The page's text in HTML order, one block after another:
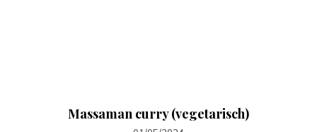
Massaman curry (vegetarisch)